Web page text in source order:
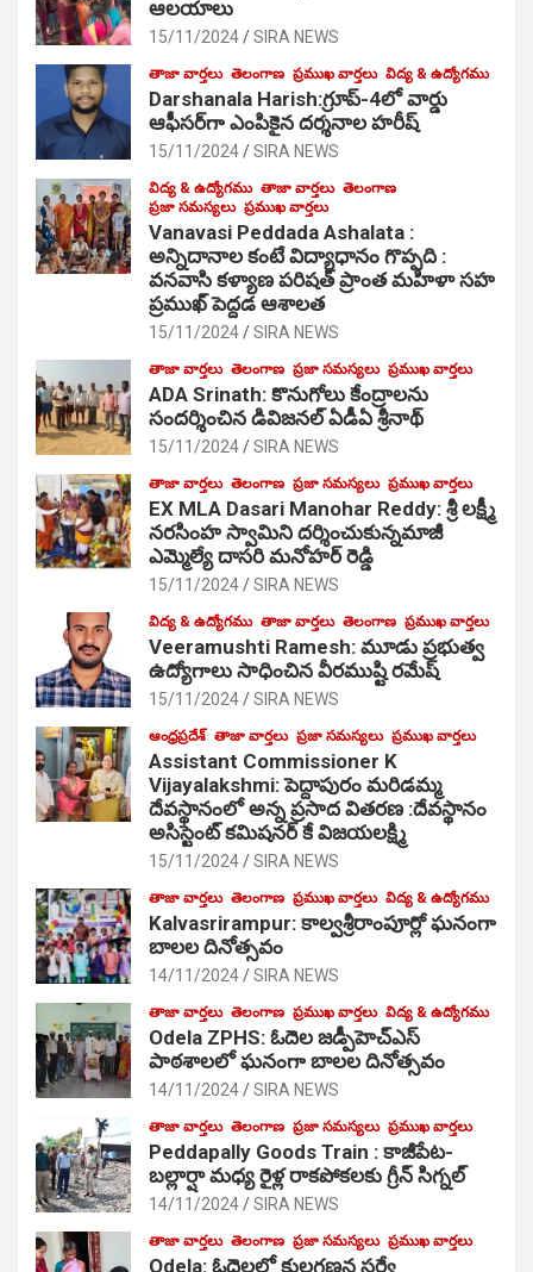
ఆల‌యాలు
15/11/2024 SIRA NEWS
తాజా వార్తలు తెలంగాణ ప్రముఖ వార్తలు విద్య & ఉద్యోగము
Darshanala Harish:గ్రూప్-4లో వార్డు
ఆఫీసర్‌గా ఎంపికైన దర్శనాల హరీష్
15/11/2024 SIRA NEWS
విద్య & ఉద్యోగము తాజా వార్తలు తెలంగాణ
ప్రజా సమస్యలు ప్రముఖ వార్తలు
Vanavasi Peddada Ashalata :
అన్నిదానాల కంటే విద్యాధానం గొప్పది :
వనవాసి కళ్యాణ పరిషత్ ప్రాంత మహిళా సహ
ప్రముఖ్ పెద్దడ ఆశాలత
15/11/2024 SIRA NEWS
తాజా వార్తలు తెలంగాణ ప్రజా సమస్యలు ప్రముఖ వార్తలు
ADA Srinath: కొనుగోలు కేంద్రాల‌ను
సంద‌ర్శించిన డివిజనల్ ఏడీఏ శ్రీనాథ్
15/11/2024 SIRA NEWS
తాజా వార్తలు తెలంగాణ ప్రజా సమస్యలు ప్రముఖ వార్తలు
EX MLA Dasari Manohar Reddy: శ్రీ లక్ష్మీ
నరసింహ స్వామిని దర్శించుకున్నమాజీ
ఎమ్మెల్యే దాసరి మనోహర్ రెడ్డి
15/11/2024 SIRA NEWS
విద్య & ఉద్యోగము తాజా వార్తలు తెలంగాణ ప్రముఖ వార్తలు
Veeramushti Ramesh: మూడు ప్రభుత్వ
ఉద్యోగాలు సాధించిన వీరముష్టి రమేష్
15/11/2024 SIRA NEWS
ఆంధ్రప్రదేశ్ తాజా వార్తలు ప్రజా సమస్యలు ప్రముఖ వార్తలు
Assistant Commissioner K
Vijayalakshmi: పెద్దాపురం మరిడమ్మ
దేవస్థానంలో అన్న ప్రసాద వితరణ :దేవస్థానం
అసిస్టెంట్ కమిషనర్ కే విజయలక్ష్మి
15/11/2024 SIRA NEWS
తాజా వార్తలు తెలంగాణ ప్రముఖ వార్తలు విద్య & ఉద్యోగము
Kalvasrirampur: కాల్వశ్రీరాంపూర్లో ఘనంగా
బాలల దినోత్సవం
14/11/2024 SIRA NEWS
తాజా వార్తలు తెలంగాణ ప్రముఖ వార్తలు విద్య & ఉద్యోగము
Odela ZPHS: ఓదెల జ‌డ్పీహెచ్ఎస్
పాఠ‌శాల‌లో ఘనంగా బాలల దినోత్సవం
14/11/2024 SIRA NEWS
తాజా వార్తలు తెలంగాణ ప్రజా సమస్యలు ప్రముఖ వార్తలు
Peddapally Goods Train : కాజీపేట-
బల్లార్షా మధ్య రైళ్ల రాకపోకలకు గ్రీన్ సిగ్నల్
14/11/2024 SIRA NEWS
తాజా వార్తలు తెలంగాణ ప్రజా సమస్యలు ప్రముఖ వార్తలు
Odela: ఓదెలలో కులగణన సర్వే